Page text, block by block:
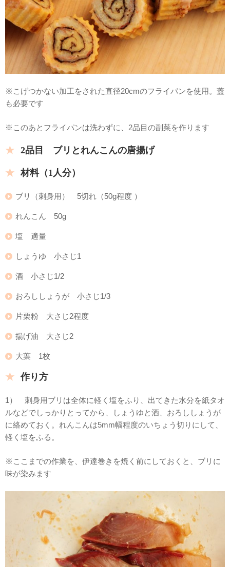
※こげつかない加工をされた直径20cmのフライパンを使用。蓋
も必要です
※このあとフライパンは洗わずに、2品目の副菜を作ります
2品目 ブリとれんこんの唐揚げ
材料（1人分）
ブリ（刺身用） 5切れ（50g程度 ）
れんこん 50g
塩 適量
しょうゆ 小さじ1
酒 小さじ1/2
おろししょうが 小さじ1/3
片栗粉 大さじ2程度
揚げ油 大さじ2
大葉 1枚
作り方
1） 刺身用ブリは全体に軽く塩をふり、出てきた水分を紙タオ
ルなどでしっかりとってから、しょうゆと酒、おろししょうが
に絡めておく。れんこんは5mm幅程度のいちょう切りにして、
軽く塩をふる。
※ここまでの作業を、伊達巻きを焼く前にしておくと、ブリに
味が染みます